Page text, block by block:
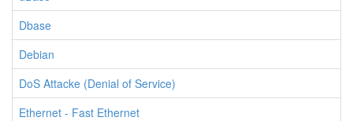
Dbase
Debian
DoS Attacke (Denial of Service)
Ethernet - Fast Ethernet